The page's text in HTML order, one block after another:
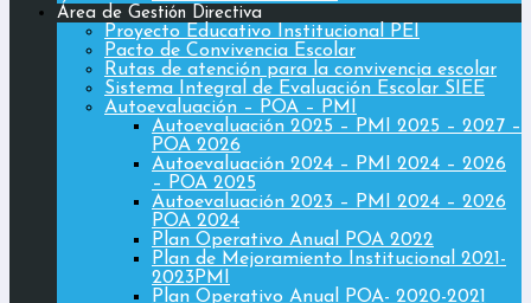
Área de Gestión Directiva
Proyecto Educativo Institucional PEI
Pacto de Convivencia Escolar
Rutas de atención para la convivencia escolar
Sistema Integral de Evaluación Escolar SIEE
Autoevaluación – POA – PMI
Autoevaluación 2025 – PMI 2025 – 2027 –
POA 2026
Autoevaluación 2024 – PMI 2024 – 2026
– POA 2025
Autoevaluación 2023 – PMI 2024 – 2026
POA 2024
Plan Operativo Anual POA 2022
Plan de Mejoramiento Institucional 2021-
2023PMI
Plan Operativo Anual POA- 2020-2021